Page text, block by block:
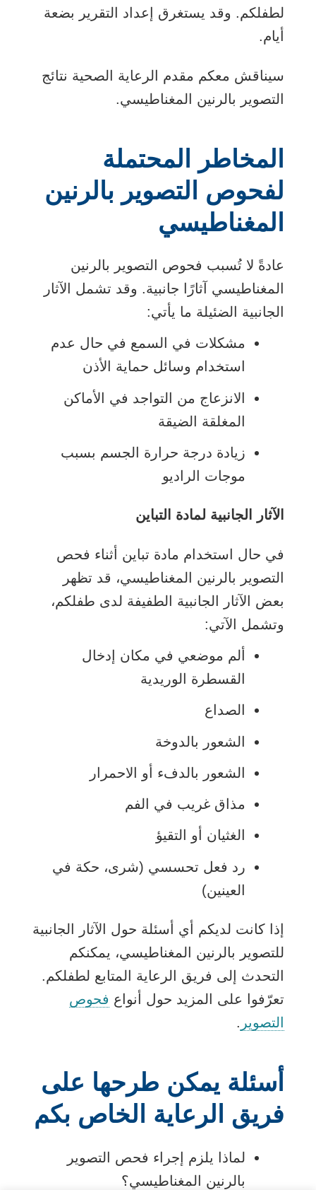
لطفلكم. وقد يستغرق إعداد التقرير بضعة
أيام.
سيناقش معكم مقدم الرعاية الصحية نتائج
التصوير بالرنين المغناطيسي.
المخاطر المحتملة
لفحوص التصوير بالرنين
المغناطيسي
عادةً لا تُسبب فحوص التصوير بالرنين
المغناطيسي آثارًا جانبية. وقد تشمل الآثار
الجانبية الضئيلة ما يأتي:
مشكلات في السمع في حال عدم
استخدام وسائل حماية الأذن
الانزعاج من التواجد في الأماكن
المغلقة الضيقة
زيادة درجة حرارة الجسم بسبب
موجات الراديو
الآثار الجانبية لمادة التباين
في حال استخدام مادة تباين أثناء فحص
التصوير بالرنين المغناطيسي، قد تظهر
بعض الآثار الجانبية الطفيفة لدى طفلكم،
وتشمل الآتي:
ألم موضعي في مكان إدخال
القسطرة الوريدية
الصداع
الشعور بالدوخة
الشعور بالدفء أو الاحمرار
مذاق غريب في الفم
الغثيان أو التقيؤ
رد فعل تحسسي (شرى، حكة في
العينين)
إذا كانت لديكم أي أسئلة حول الآثار الجانبية
للتصوير بالرنين المغناطيسي، يمكنكم
التحدث إلى فريق الرعاية المتابع لطفلكم.
تعرّفوا على المزيد حول أنواع فحوص
التصوير .
أسئلة يمكن طرحها على
فريق الرعاية الخاص بكم
لماذا يلزم إجراء فحص التصوير
بالرنين المغناطيسي؟